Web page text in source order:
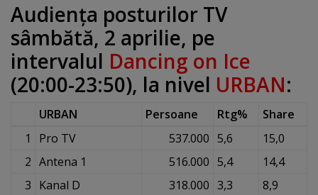
Audienţa posturilor TV
sâmbătă, 2 aprilie, pe
intervalul Dancing on Ice
(20:00-23:50), la nivel URBAN:
URBAN Persoane Rtg%
Share
1
Pro TV 537.000 5,6
15,0
2 Antena 1 516.000 5,4
14,4
3 Kanal D 318.000 3,3
8,9